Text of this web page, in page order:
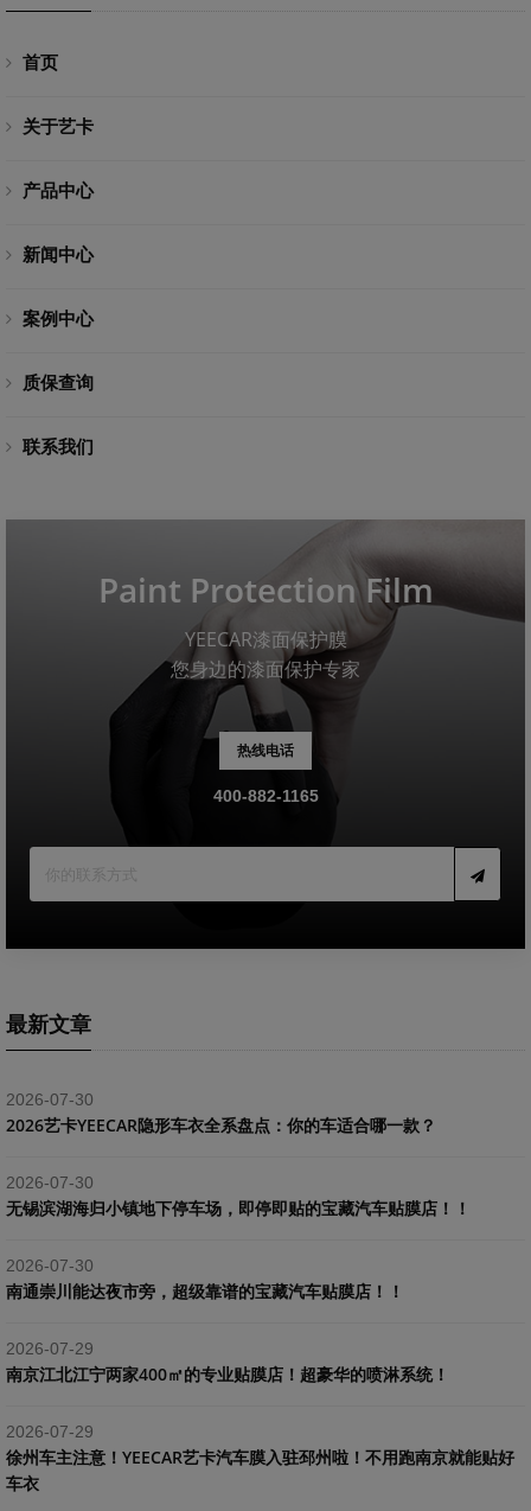
首页
关于艺卡
产品中心
新闻中心
案例中心
质保查询
联系我们
Paint Protection Film
YEECAR漆面保护膜
您身边的漆面保护专家
热线电话
400-882-1165
最新文章
2026-07-30
2026艺卡YEECAR隐形车衣全系盘点：你的车适合哪一款？
2026-07-30
​无锡滨湖海归小镇地下停车场，即停即贴的宝藏汽车贴膜店！！
2026-07-30
南通崇川能达夜市旁，超级靠谱的宝藏汽车贴膜店！！
2026-07-29
南京江北江宁两家400㎡的专业贴膜店！超豪华的喷淋系统！
2026-07-29
​徐州车主注意！YEECAR艺卡汽车膜入驻邳州啦！不用跑南京就能贴好
车衣